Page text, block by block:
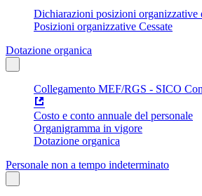
Dichiarazioni posizioni organizzative
Posizioni organizzative Cessate
Dotazione organica
Collegamento MEF/RGS - SICO
Costo e conto annuale del personale
Organigramma in vigore
Dotazione organica
Personale non a tempo indeterminato